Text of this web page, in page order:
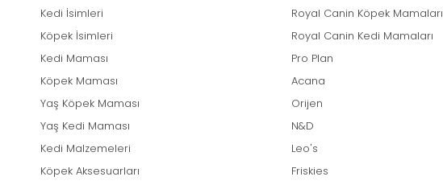
Kedi İsimleri
Köpek İsimleri
Kedi Maması
Köpek Maması
Yaş Köpek Maması
Yaş Kedi Maması
Kedi Malzemeleri
Köpek Aksesuarları
Royal Canin Köpek Mamaları
Royal Canin Kedi Mamaları
Pro Plan
Acana
Orijen
N&D
Leo's
Friskies